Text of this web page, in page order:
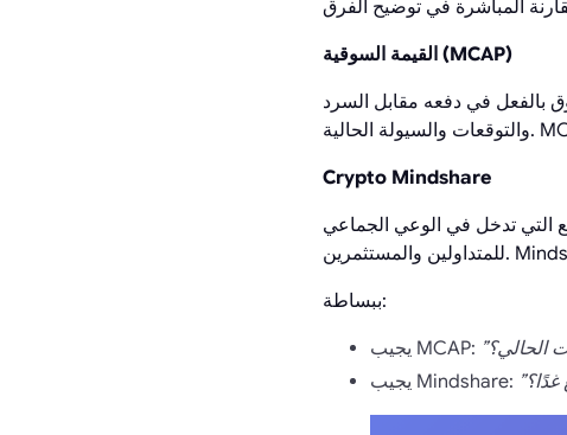
القيمة السوقية (MCAP)
بالفعل في دفعه مقابل السرد
Crypto Mindshare
التي تدخل في الوعي الجماعي
ببساطة:
يجيب MCAP:
يجيب Mindshare: